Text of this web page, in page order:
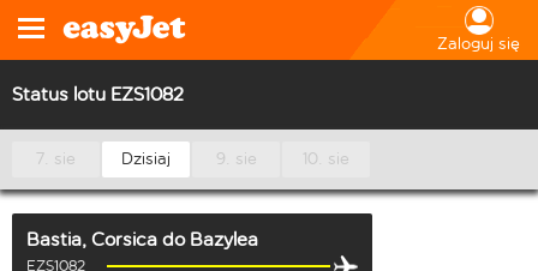
Zaloguj się
Status lotu EZS1082
7. sie Dzisiaj 9. sie 10. sie
Bastia, Corsica do Bazylea
EZS1082